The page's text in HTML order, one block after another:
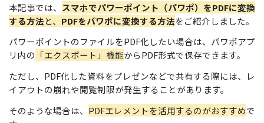
本記事では、 スマホでパワーポイント（パワポ）をPDFに変換
する方法と、 PDFをパワポに変換する方法をご紹介しました。
パワーポイントのファイルをPDF化したい場合は、パワポアプ
リ内の 「エクスポート」機能からPDF形式で保存できます。
ただし、PDF化した資料をプレゼンなどで共有する際には、レ
イアウトの崩れや閲覧制限が発生することがあります。
そのような場合は、 PDFエレメントを活用するのがおすすめで